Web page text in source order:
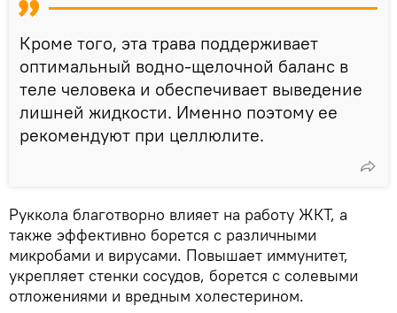
Кроме того, эта трава поддерживает
оптимальный водно-щелочной баланс в
теле человека и обеспечивает выведение
лишней жидкости. Именно поэтому ее
рекомендуют при целлюлите.
Руккола благотворно влияет на работу ЖКТ, а
также эффективно борется с различными
микробами и вирусами. Повышает иммунитет,
укрепляет стенки сосудов, борется с солевыми
отложениями и вредным холестерином.